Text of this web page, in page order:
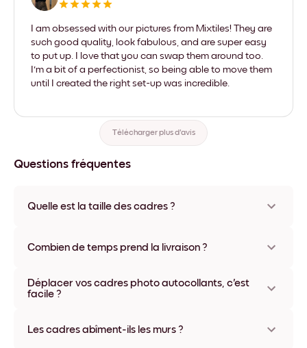
I am obsessed with our pictures from Mixtiles! They are
such good quality, look fabulous, and are super easy
to put up. I love that you can swap them around too.
I'm a bit of a perfectionist, so being able to move them
until I created the right set-up was incredible.
Télécharger plus d'avis
Questions fréquentes
Quelle est la taille des cadres ?
matériaux et coloris disponibles, y compris sans cadre ou en
Combien de temps prend la livraison ?
généralement une semaine. Livraison express possible dans
certains pays. Un numéro de suivi accompagne chaque
Déplacer vos cadres photo autocollants, c'est
facile ?
l'infini, sans abîmer vos murs.
Les cadres abîment-ils les murs ?